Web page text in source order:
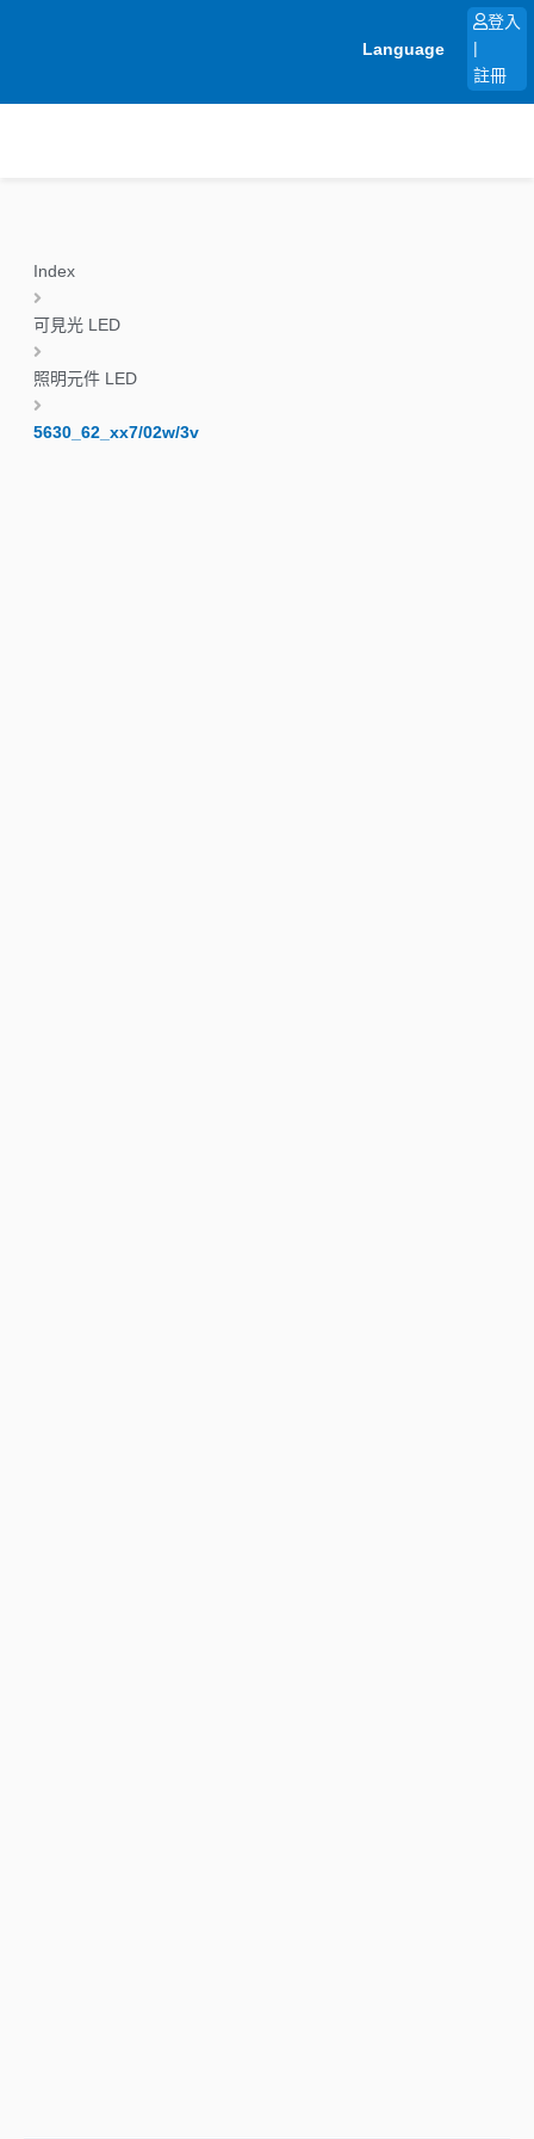
Language
登入
註冊
Index
可見光 LED
照明元件 LED
5630_62_xx7/02w/3v